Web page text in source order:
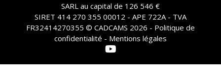
SARL au capital de 126 546 €
SIRET 414 270 355 00012 - APE 722A - TVA
FR32414270355 © CADCAMS 2026 - Politique de
confidentialité - Mentions légales